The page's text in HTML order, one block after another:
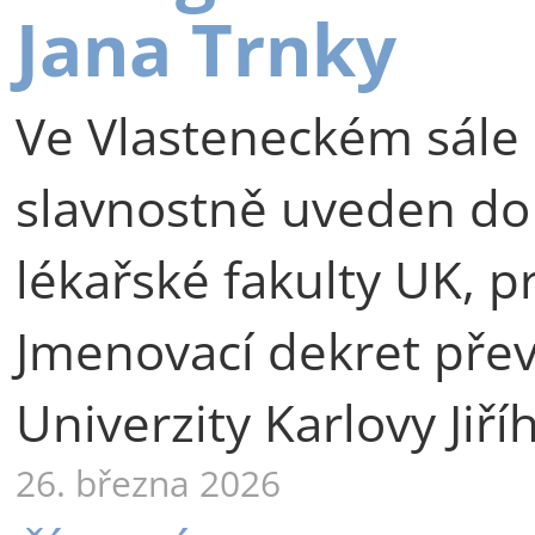
Jana Trnky
Ve Vlasteneckém
slavnostně uveden
lékařské fakulty UK,
Jmenovací dekret
Univerzity Karlovy
26. března 2026